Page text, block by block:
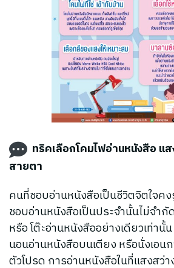
ทริคเลือกโคมไฟอ่านหนังสือ แ
สายตา ️
คนที่ชอบอ่านหนังสือเป็นชีวิตจิตใจค
ชอบอ่านหนังสือเป็นประจำนั้นไม่จำกั
หรือ โต๊ะอ่านหนังสืออย่างเดียวเท่านั้
นอนอ่านหนังสือบนเตียง หรือนั่งเอน
ตัวโปรด การอ่านหนังสือในที่แสงสว่